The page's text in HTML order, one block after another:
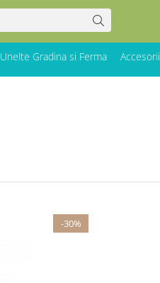
Unelte Gradina si Ferma Accesorii
-30%